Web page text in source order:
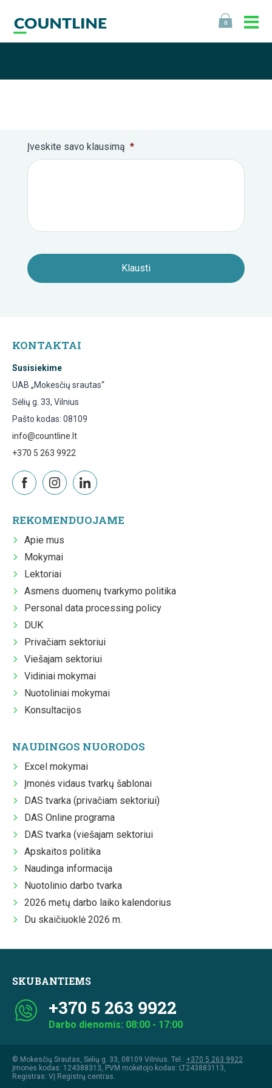
0
Įveskite savo klausimą *
KONTAKTAI
Susisiekime
UAB „Mokesčių srautas“
Sėlių g. 33, Vilnius
Pašto kodas: 08109
info@countline.lt
+370 5 263 9922
REKOMENDUOJAME
Apie mus
Mokymai
Lektoriai
Asmens duomenų tvarkymo politika
Personal data processing policy
DUK
Privačiam sektoriui
Viešajam sektoriui
Vidiniai mokymai
Nuotoliniai mokymai
Konsultacijos
NAUDINGOS NUORODOS
Excel mokymai
Įmonės vidaus tvarkų šablonai
DAS tvarka (privačiam sektoriui)
DAS Online programa
DAS tvarka (viešajam sektoriui
Apskaitos politika
Naudinga informacija
Nuotolinio darbo tvarka
2026 metų darbo laiko kalendorius
Du skaičiuoklė 2026 m.
SKUBANTIEMS
+370 5 263 9922
Darbo dienomis: 08:00 - 17:00
© Mokesčių Srautas, Sėlių g. 33, 08109 Vilnius. Tel.: +370 5 263 9922.
Įmonės kodas: 124388313, PVM mokėtojo kodas: LT243883113,
Registras: VĮ Registrų centras.